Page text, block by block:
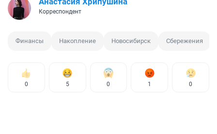
Корреспондент
Финансы Накопление Новосибирск Сбережения
0 5 0 1 0